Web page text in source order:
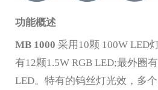
功能概述
MB 1000 采用10颗 100W LED
有12颗1.5W RGB LED;最外圈
LED。特有的钨丝灯光效，多